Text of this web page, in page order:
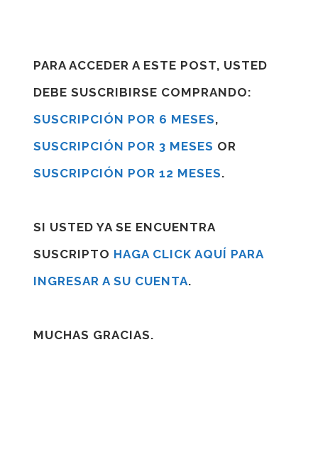
PARA ACCEDER A ESTE POST, USTED
DEBE SUSCRIBIRSE COMPRANDO:
SUSCRIPCIÓN POR 6 MESES,
SUSCRIPCIÓN POR 3 MESES OR
SUSCRIPCIÓN POR 12 MESES.
SI USTED YA SE ENCUENTRA
SUSCRIPTO HAGA CLICK AQUÍ PARA
INGRESAR A SU CUENTA.
MUCHAS GRACIAS.